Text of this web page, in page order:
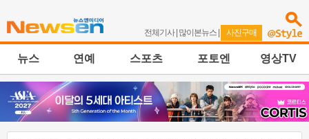
전체기사| 많이본뉴스 | 사진구매
뉴스 연예 스포츠 포토엔 영상TV